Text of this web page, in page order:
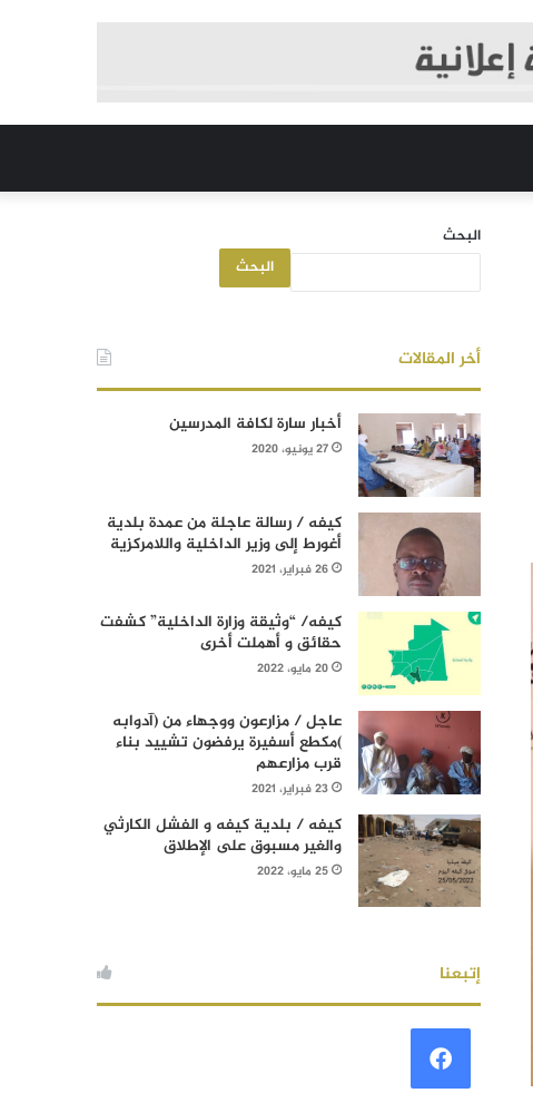
البحث
البحث
أخر المقالات
أخبار سارة لكافة المدرسين
27 يونيو، 2020
كيفه / رسالة عاجلة من عمدة بلدية
أغورط إلى وزير الداخلية واللامركزية
26 فبراير، 2021
كيفه/ “وثيقة وزارة الداخلية” كشفت
حقائق و أهملت أخرى
20 مايو، 2022
عاجل / مزارعون ووجهاء من (آدوابه
)مكطع أسفيرة يرفضون تشييد بناء
قرب مزارعهم
23 فبراير، 2021
كيفه / بلدية كيفه و الفشل الكارثي
والغير مسبوق على الإطلاق
25 مايو، 2022
إتبعنا